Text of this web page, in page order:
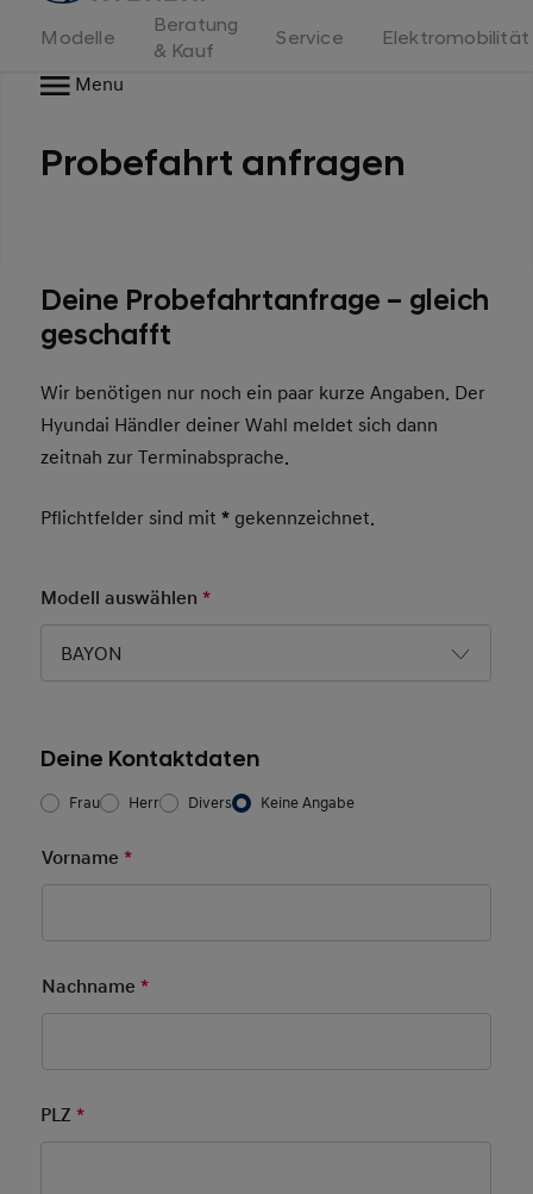
Modelle
Beratung
& Kauf
Service
Elektromobilität
Menu
Probefahrt anfragen
Deine Probefahrtanfrage – gleich
geschafft
Wir benötigen nur noch ein paar kurze Angaben. Der
Hyundai Händler deiner Wahl meldet sich dann
zeitnah zur Terminabsprache.
Pflichtfelder sind mit* gekennzeichnet.
Modell auswählen*
BAYON
Deine Kontaktdaten
Frau/Herr *
Frau Herr Divers Keine Angabe
Vorname *Pflichtfeld
Nachname *Pflichtfeld
PLZ*